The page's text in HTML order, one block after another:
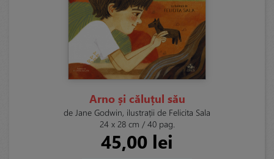
Arno și căluțul său
de Jane Godwin, ilustrații de Felicita Sala
24 x 28 cm / 40 pag.
45,00 lei